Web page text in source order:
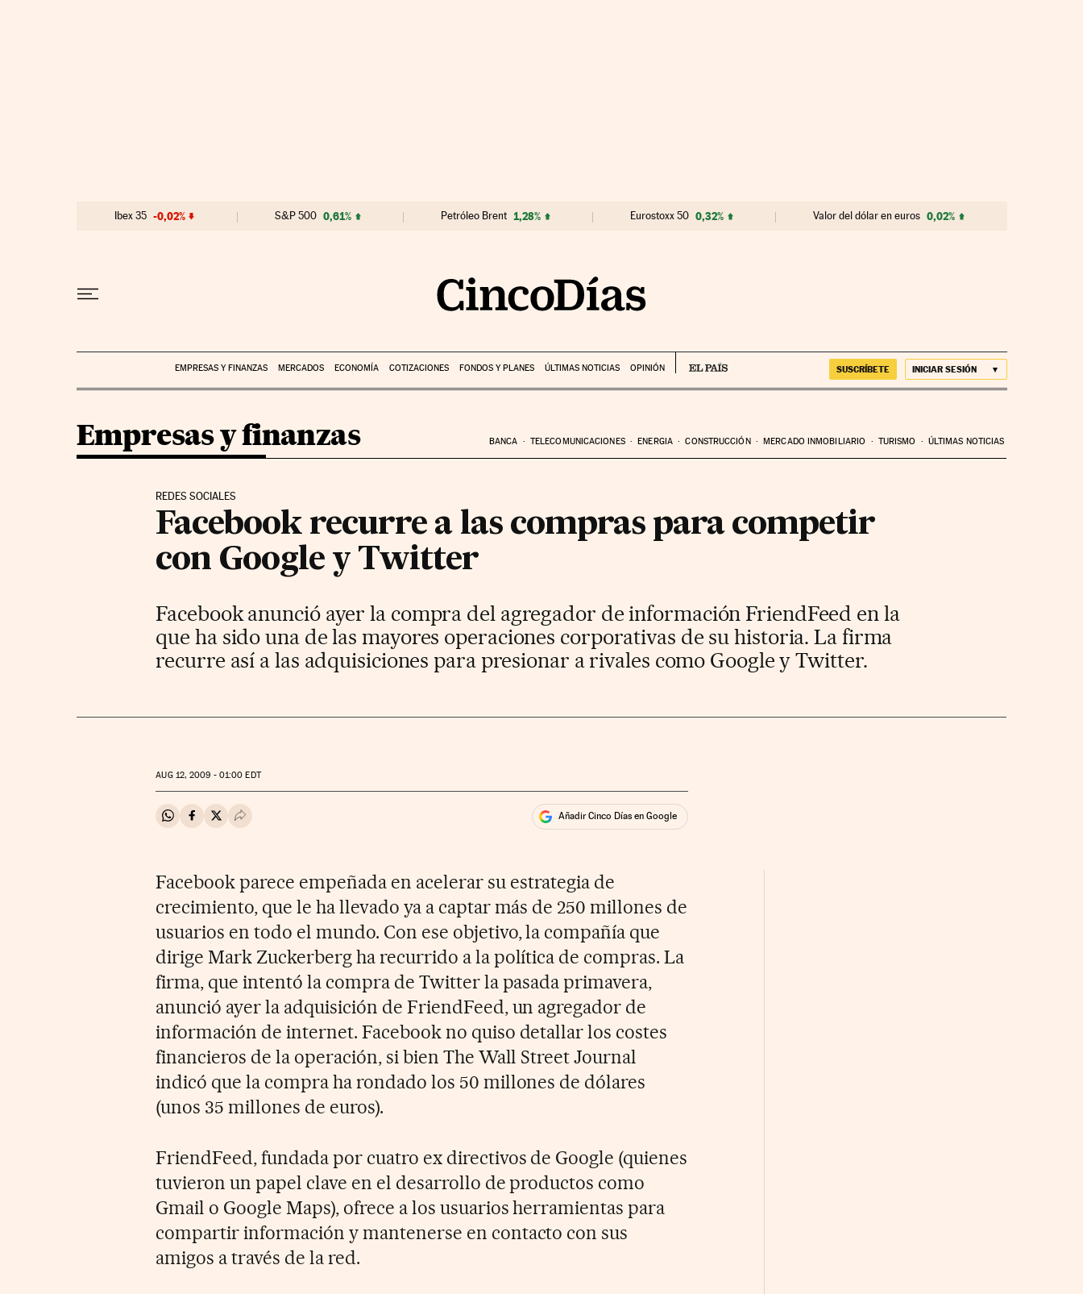
Ibex 35 -0,02% S&P 500 0,61% Petróleo Brent 1,28% Eurostoxx 50 0,32% Valor del dólar en euros 0,02%
EMPRESAS Y FINANZAS MERCADOS ECONOMÍA COTIZACIONES FONDOS Y PLANES ÚLTIMAS NOTICIAS OPINIÓN SUSCRÍBETE INICIAR SESIÓN
Empresas y finanzas BANCA TELECOMUNICACIONES ENERGIA CONSTRUCCIÓN MERCADO INMOBILIARIO TURISMO ÚLTIMAS NOTICIAS
REDES SOCIALES
Facebook recurre a las compras para competir
con Google y Twitter
Facebook anunció ayer la compra del agregador de información FriendFeed en la
que ha sido una de las mayores operaciones corporativas de su historia. La firma
recurre así a las adquisiciones para presionar a rivales como Google y Twitter.
AUG12, 2009 - 01:00 EDT
Compartir en Whatsapp
Compartir en Facebook
Compartir en Twitter
Desplegar Redes Sociales Añadir Cinco Días en Google
Facebook parece empeñada en acelerar su estrategia de
crecimiento, que le ha llevado ya a captar más de 250 millones de
usuarios en todo el mundo. Con ese objetivo, la compañía que
dirige Mark Zuckerberg ha recurrido a la política de compras. La
firma, que intentó la compra de Twitter la pasada primavera,
anunció ayer la adquisición de FriendFeed, un agregador de
información de internet. Facebook no quiso detallar los costes
financieros de la operación, si bien The Wall Street Journal
indicó que la compra ha rondado los 50 millones de dólares
(unos 35 millones de euros).
FriendFeed, fundada por cuatro ex directivos de Google (quienes
tuvieron un papel clave en el desarrollo de productos como
Gmail o Google Maps), ofrece a los usuarios herramientas para
compartir información y mantenerse en contacto con sus
amigos a través de la red.